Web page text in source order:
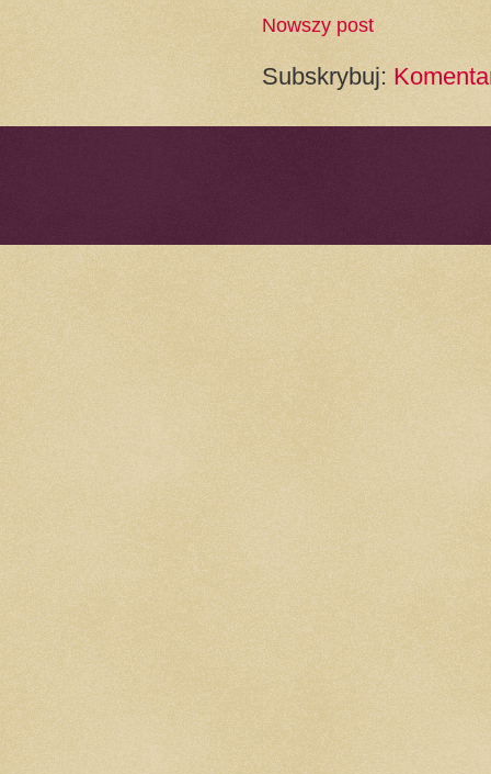
Nowszy post
Subskrybuj: